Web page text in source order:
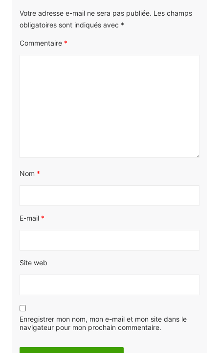
Votre adresse e-mail ne sera pas publiée. Les champs
obligatoires sont indiqués avec *
Commentaire *
Nom *
E-mail *
Site web
Enregistrer mon nom, mon e-mail et mon site dans le
navigateur pour mon prochain commentaire.